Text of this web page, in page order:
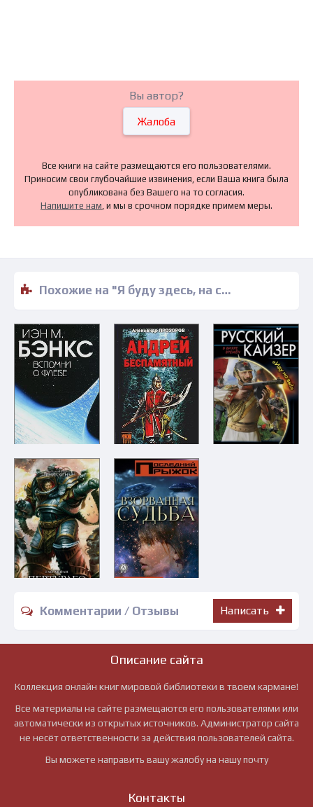
Вы автор?
Жалоба
Все книги на сайте размещаются его пользователями.
Приносим свои глубочайшие извинения, если Ваша книга была
опубликована без Вашего на то согласия.
Напишите нам , и мы в срочном порядке примем меры.
Похожие на "Я буду здесь, на солнце и в тени - Кристиан Крахт" книги читать бесплатно полные версии
Комментарии / Отзывы Написать
Описание сайта
Коллекция онлайн книг мировой библиотеки в твоем кармане!
Все материалы на сайте размещаются его пользователями или
автоматически из открытых источников. Администратор сайта
не несёт ответственности за действия пользователей сайта.
Вы можете направить вашу жалобу на нашу почту
Контакты